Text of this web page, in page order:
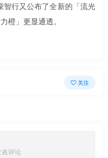
智行又公布了全新的「流光
橙」更显通透。
关注
评论